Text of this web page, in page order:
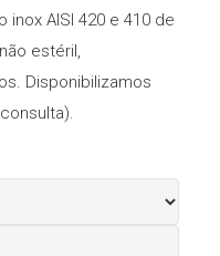
AISI 420 e 410 de
estéril,
Disponibilizamos